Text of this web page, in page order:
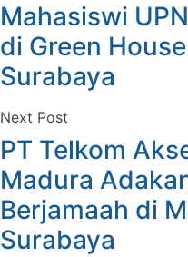
Mahasiswi
di Green
Surabaya
Next Post
PT Telkom
Madura
Berjamaah di
Surabaya